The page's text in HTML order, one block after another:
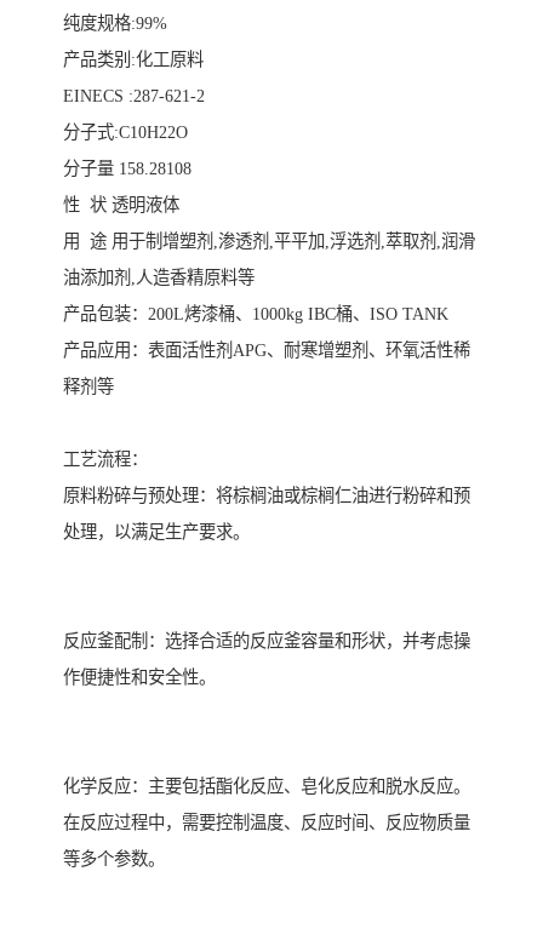
纯度规格:99%
产品类别:化工原料
EINECS :287-621-2
分子式:C10H22O
分子量 158.28108
性 状 透明液体
用 途 用于制增塑剂,渗透剂,平平加,浮选剂,萃取剂,润滑
油添加剂,人造香精原料等
产品包装：200L烤漆桶、1000kg IBC桶、ISO TANK
产品应用：表面活性剂APG、耐寒增塑剂、环氧活性稀
释剂等
工艺流程：
原料粉碎与预处理：将棕榈油或棕榈仁油进行粉碎和预
处理，以满足生产要求。
反应釜配制：选择合适的反应釜容量和形状，并考虑操
作便捷性和安全性。
化学反应：主要包括酯化反应、皂化反应和脱水反应。
在反应过程中，需要控制温度、反应时间、反应物质量
等多个参数。